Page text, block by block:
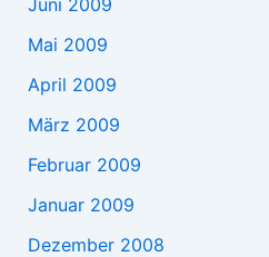
Mai 2009
April 2009
März 2009
Februar 2009
Januar 2009
Dezember 2008